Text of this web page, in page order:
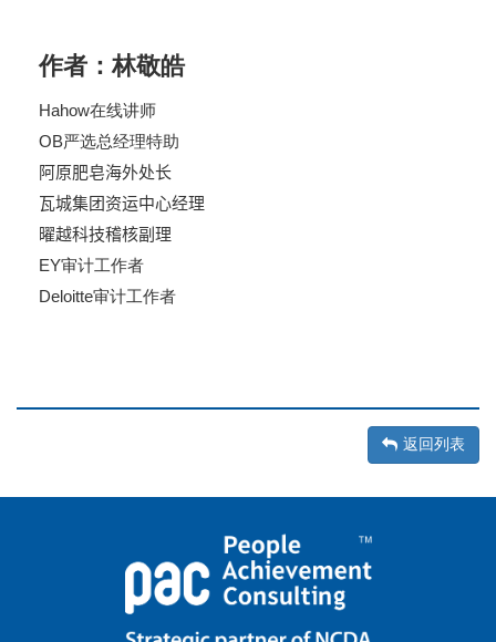
作者：林敬皓
Hahow在线讲师
OB严选总经理特助
阿原肥皂海外处长
瓦城集团资运中心经理
曜越科技稽核副理
EY审计工作者
Deloitte审计工作者
返回列表